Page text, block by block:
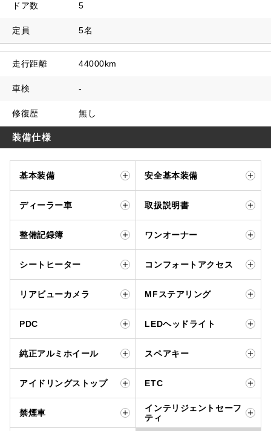
ドア数 5
定員 5名
走行距離 44000km
車検 -
修復歴 無し
装備仕様
基本装備 安全基本装備
ディーラー車 取扱説明書
整備記録簿 ワンオーナー
シートヒーター コンフォートアクセス
リアビューカメラ MFステアリング
PDC LEDヘッドライト
純正アルミホイール スペアキー
アイドリングストップ ETC
禁煙車
インテリジェントセーフ
ティ